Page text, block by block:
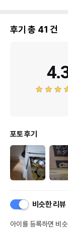
후기 총 41 건
포토 후기
비슷한 리뷰
아이를 등록하면 비